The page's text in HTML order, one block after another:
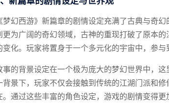
梦幻西游》新篇章的剧情设定充满了古典与奇
更为广阔的奇幻领域，古神的重现打破了原本
变化。玩家将置身于一个多元化的宇宙中，参与
事的背景设定在一个极为庞大的梦幻世界中，
背景下，玩家不仅会接触到传统的江湖门派和
。通过这些丰富的角色设定，游戏的剧情变得更